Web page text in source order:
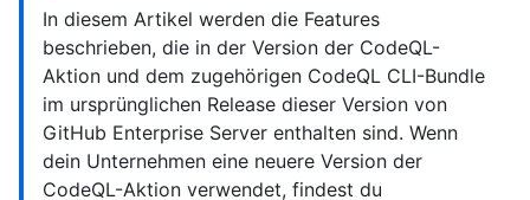
In diesem Artikel werden die Features
beschrieben, die in der Version der CodeQL-
Aktion und dem zugehörigen CodeQL CLI-Bundle
im ursprünglichen Release dieser Version von
GitHub Enterprise Server enthalten sind. Wenn
dein Unternehmen eine neuere Version der
CodeQL-Aktion verwendet, findest du